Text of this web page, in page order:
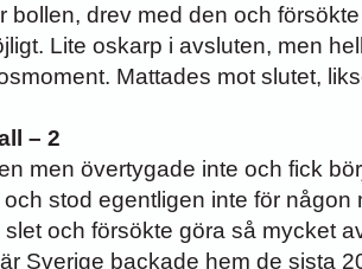
bollen, drev med den och
Lite oskarp i avsluten, men
Mattades mot slutet,
– 2
men övertygade inte och fick
stod egentligen inte för någon
och försökte göra så mycket
Sverige backade hem de sista